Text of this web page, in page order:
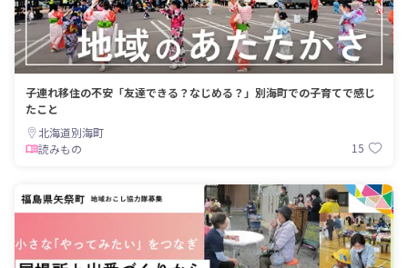
子連れ移住の不安「友達できる？なじめる？」別海町での子育てで感じ
たこと
北海道別海町
読みもの
15